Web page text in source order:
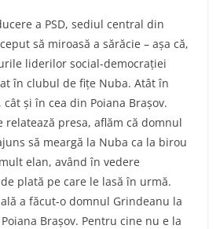
a PSD, sediul central din
să miroasă a sărăcie – așa că,
liderilor social-democrației
în clubul de fițe Nuba. Atât în
și în cea din Poiana Brașov.
relatează presa, aflăm că domnul
să meargă la Nuba ca la birou
elan, având în vedere
plată pe care le lasă în urmă.
a făcut-o domnul Grindeanu la
Brașov. Pentru cine nu e la